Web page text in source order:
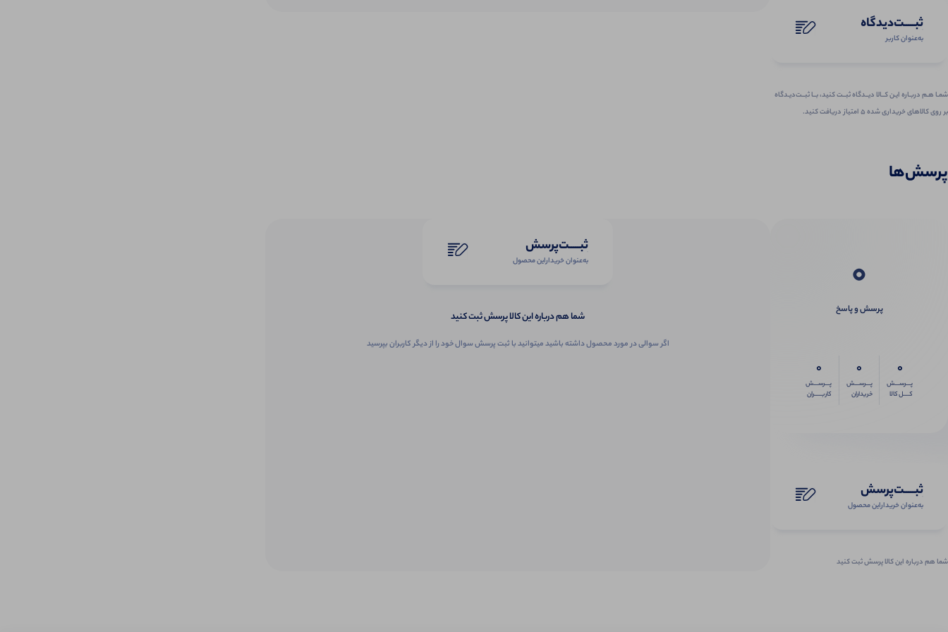
ثبـــــت‌دیدگاه
به‌عنوان کاربر
شمـا هـم دربـاره ایـن کــالا دیــدگاه ثبــت کنید، بــا ثبــت‌دیـدگاه
بر روی کالاهای خریداری شده ۵ امتیاز دریافت کنید.
پرسش‌ها
0
پرسش و پاسخ
0
پـــرســـش
کــــل کالا
0
پـــرســـش
خریداران
0
پـــرســـش
کاربـــــران
ثبـــــت‌پرسش
به‌عنوان ‌خریدار‌این‌ محصول
شما هم درباره این کالا پرسش ثبت کنید
ثبـــــت‌پرسش
به‌عنوان ‌خریدار‌این‌ محصول
شما هم درباره این کالا پرسش ثبت کنید
اگر سوالی در مورد محصول داشته باشید میتوانید با ثبت پرسش سوال خود را از دیگر کاربران بپرسید